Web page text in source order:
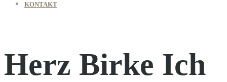
KONTAKT
Herz Birke Ich